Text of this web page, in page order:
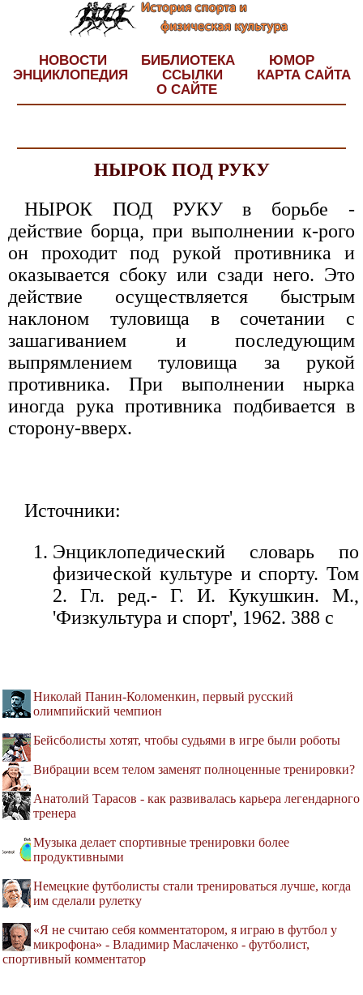
НОВОСТИ БИБЛИОТЕКА
ЮМОР
ЭНЦИКЛОПЕДИЯ
ССЫЛКИ
КАРТА САЙТА
О САЙТЕ
НЫРОК ПОД РУКУ
НЫРОК ПОД РУКУ в борьбе -
действие борца, при выполнении к-рого
он проходит под рукой противника и
оказывается сбоку или сзади него. Это
действие осуществляется быстрым
наклоном туловища в сочетании с
зашагиванием и последующим
выпрямлением туловища за рукой
противника. При выполнении нырка
иногда рука противника подбивается в
сторону-вверх.
Источники:
Энциклопедический словарь по
физической культуре и спорту. Том
2. Гл. ред.- Г. И. Кукушкин. М.,
'Физкультура и спорт', 1962. 388 с
Николай Панин-Коломенкин, первый русский
олимпийский чемпион
Бейсболисты хотят, чтобы судьями в игре были роботы
Вибрации всем телом заменят полноценные тренировки?
Анатолий Тарасов - как развивалась карьера легендарного
тренера
Музыка делает спортивные тренировки более
продуктивными
Немецкие футболисты стали тренироваться лучше, когда
им сделали рулетку
«Я не считаю себя комментатором, я играю в футбол у
микрофона» - Владимир Маслаченко - футболист,
спортивный комментатор